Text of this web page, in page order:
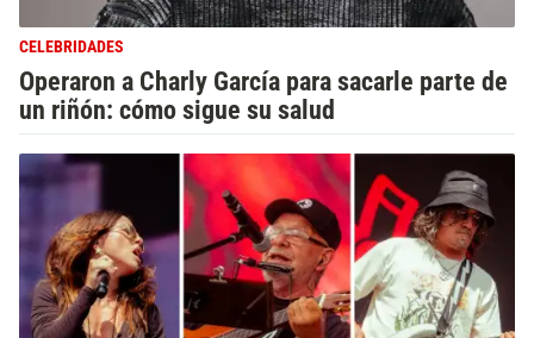
CELEBRIDADES
Operaron a Charly García para sacarle parte de
un riñón: cómo sigue su salud